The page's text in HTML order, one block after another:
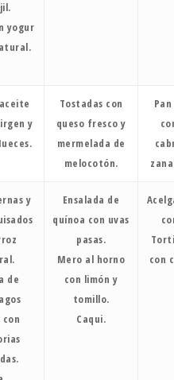
yogur
y
Tostadas con
queso fresco y
mermelada de
melocotón.
y
de
Ensalada de
quínoa con uvas
pasas.
Mero al horno
con limón y
tomillo.
Caqui.
con